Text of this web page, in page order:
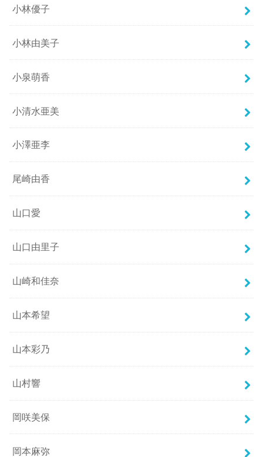
小林優子
小林由美子
小泉萌香
小清水亜美
小澤亜李
尾崎由香
山口愛
山口由里子
山崎和佳奈
山本希望
山本彩乃
山村響
岡咲美保
岡本麻弥